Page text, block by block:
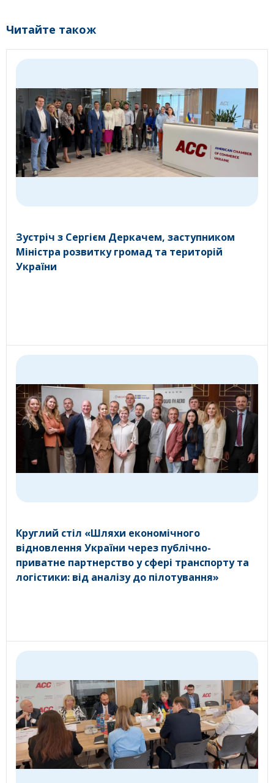
Читайте також
Зустріч з Сергієм Деркачем, заступником
Міністра розвитку громад та територій
України
Круглий стіл «Шляхи економічного
відновлення України через публічно-
приватне партнерство у сфері транспорту та
логістики: від аналізу до пілотування»